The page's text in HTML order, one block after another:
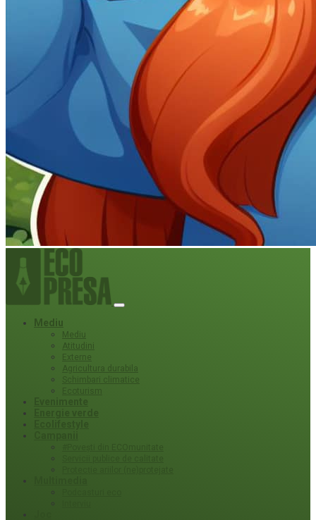
Mediu
Mediu
Atitudini
Externe
Agricultura durabila
Schimbari climatice
Ecoturism